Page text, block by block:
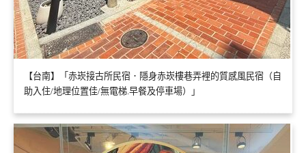
【台南】「赤崁接古所民宿．隱身赤崁樓巷弄裡的質感風民宿（自
助入住/地理位置佳/無電梯.早餐及停車場）」